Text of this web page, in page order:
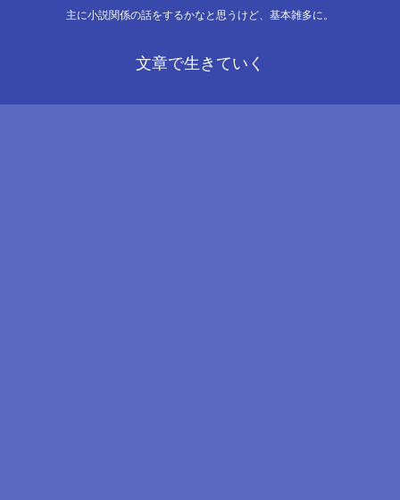
主に小説関係の話をするかなと思うけど、基本雑多に。
文章で生きていく